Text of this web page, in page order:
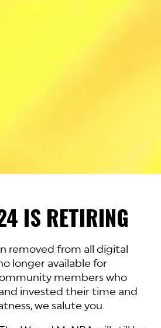
IS RETIRING
removed from all digital
longer available for
members who
invested their time and
we salute you.